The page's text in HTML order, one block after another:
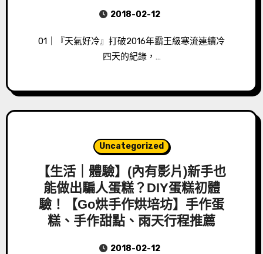
2018-02-12
01｜『天氣好冷』打破2016年霸王級寒流連續冷
四天的紀錄，…
Uncategorized
【生活｜體驗】(內有影片)新手也
能做出騙人蛋糕？DIY蛋糕初體
驗！【Go烘手作烘培坊】手作蛋
糕、手作甜點、雨天行程推薦
2018-02-12